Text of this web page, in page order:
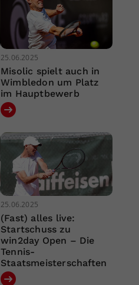
25.06.2025
Misolic spielt auch in
Wimbledon um Platz
im Hauptbewerb
25.06.2025
(Fast) alles live:
Startschuss zu
win2day Open – Die
Tennis-
Staatsmeisterschaften